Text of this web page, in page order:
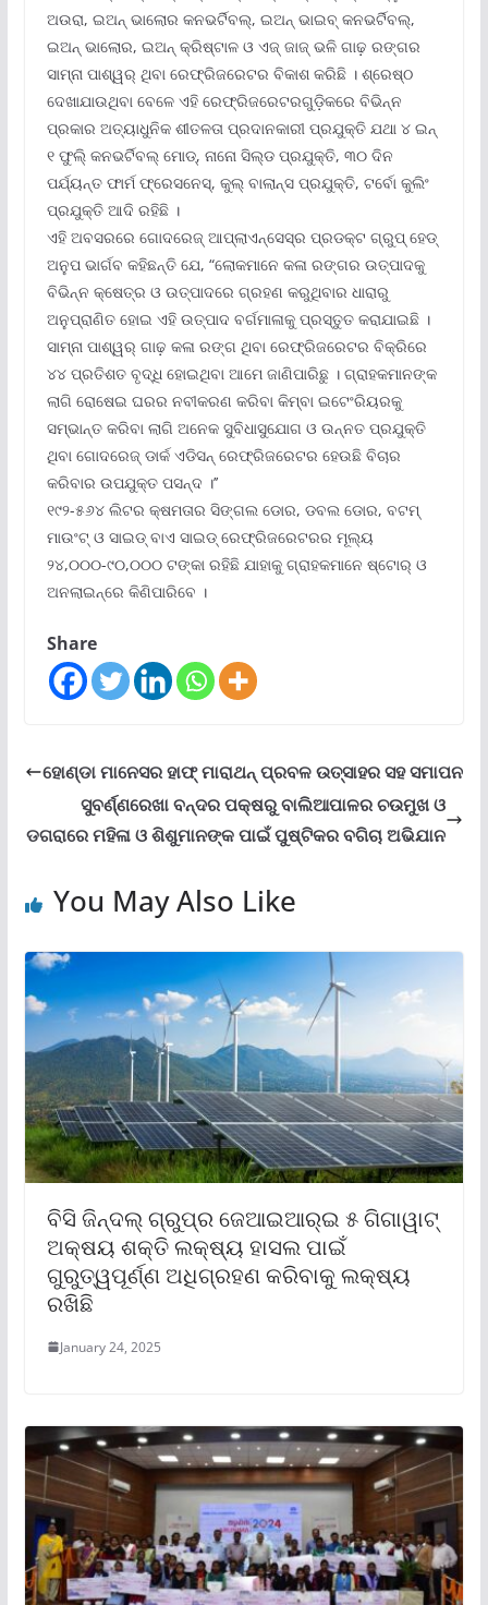
ଅଉରା, ଇଅନ୍ ଭାଲୋର କନଭର୍ଟିବଲ୍‌, ଇଅନ୍ ଭାଇବ୍ କନଭର୍ଟିବଲ୍‌,
ଇଅନ୍ ଭାଲୋର, ଇଅନ୍ କ୍ରିଷ୍ଟାଳ ଓ ଏଜ୍ ଜାଜ୍ ଭଳି ଗାଢ଼ ରଙ୍ଗର
ସାମ୍ନା ପାଶ୍ୱର୍ ଥିବା ରେଫ୍ରିଜରେଟର ବିକାଶ କରିଛି । ଶ୍ରେଷ୍ଠ
ଦେଖାଯାଉଥିବା ବେଳେ ଏହି ରେଫ୍ରିଜରେଟରଗୁଡ଼ିକରେ ବିଭିନ୍ନ
ପ୍ରକାର ଅତ୍ୟାଧୁନିକ ଶୀତଳତା ପ୍ରଦାନକାରୀ ପ୍ରଯୁକ୍ତି ଯଥା ୪ ଇନ୍
୧ ଫୁଲି୍ କନଭର୍ଟିବଲ୍ ମୋଡ୍‌, ନାନୋ ସିଲ୍‌ଡ ପ୍ରଯୁକ୍ତି, ୩୦ ଦିନ
ପର୍ଯ୍ୟନ୍ତ ଫାର୍ମ ଫ୍ରେସନେସ୍‌, କୁଲ୍ ବାଲାନ୍ସ ପ୍ରଯୁକ୍ତି, ଟର୍ବୋ କୁଲିଂ
ପ୍ରଯୁକ୍ତି ଆଦି ରହିଛି ।
ଏହି ଅବସରରେ ଗୋଦରେଜ୍ ଆପ୍ଲାଏନ୍‌ସେସ୍‌ର ପ୍ରଡକ୍ଟ ଗ୍ରୁପ୍ ହେଡ୍
ଅନୁପ ଭାର୍ଗବ କହିଛନ୍ତି ଯେ, “ଲୋକମାନେ କଳା ରଙ୍ଗର ଉତ୍ପାଦକୁ
ବିଭିନ୍ନ କ୍ଷେତ୍ର ଓ ଉତ୍ପାଦରେ ଗ୍ରହଣ କରୁଥିବାର ଧାରାରୁ
ଅନୁପ୍ରାଣିତ ହୋଇ ଏହି ଉତ୍ପାଦ ବର୍ଗମାଳାକୁ ପ୍ରସ୍ତୁତ କରାଯାଇଛି ।
ସାମ୍ନା ପାଶ୍ୱର୍ ଗାଢ଼ କଳା ରଙ୍ଗ ଥିବା ରେଫ୍ରିଜରେଟର ବିକ୍ରିରେ
୪୪ ପ୍ରତିଶତ ବୃଦ୍ଧି ହୋଇଥିବା ଆମେ ଜାଣିପାରିଛୁ । ଗ୍ରାହକମାନଙ୍କ
ଲାଗି ରୋଷେଇ ଘରର ନବୀକରଣ କରିବା କିମ୍ବା ଇଟେଂରିୟରକୁ
ସମ୍ଭାନ୍ତ କରିବା ଲାଗି ଅନେକ ସୁବିଧାସୁଯୋଗ ଓ ଉନ୍ନତ ପ୍ରଯୁକ୍ତି
ଥିବା ଗୋଦରେଜ୍ ଡାର୍କ ଏଡିସନ୍ ରେଫ୍ରିଜରେଟର ହେଉଛି ବିଚାର
କରିବାର ଉପଯୁକ୍ତ ପସନ୍ଦ ।’’
୧୯୨-୫୬୪ ଲିଟର କ୍ଷମତାର ସିଙ୍ଗଲ ଡୋର, ଡବଲ ଡୋର, ବଟମ୍
ମାଉଂଟ୍ ଓ ସାଇଡ୍ ବାଏ ସାଇଡ୍ ରେଫ୍ରିଜରେଟରର ମୂଲ୍ୟ
୨୪,୦୦୦-୯୦,୦୦୦ ଟଙ୍କା ରହିଛି ଯାହାକୁ ଗ୍ରାହକମାନେ ଷ୍ଟୋର୍ ଓ
ଅନଲାଇନ୍‌ରେ କିଣିପାରିବେ ।
Share
ହୋଣ୍ଡା ମାନେସର ହାଫ୍ ମାରାଥନ୍ ପ୍ରବଳ ଉତ୍ସାହର ସହ ସମାପନ
ସୁବର୍ଣ୍ଣରେଖା ବନ୍ଦର ପକ୍ଷରୁ ବାଲିଆପାଳର ଚଉମୁଖ ଓ
ଡଗରାରେ ମହିଳା ଓ ଶିଶୁମାନଙ୍କ ପାଇଁ ପୁଷ୍ଟିକର ବଗିଚା ଅଭିଯାନ
You May Also Like
ବିସି ଜିନ୍ଦଲ୍ ଗ୍ରୁପ୍‌ର ଜେଆଇଆର୍‌ଇ ୫ ଗିଗାୱାଟ୍
ଅକ୍ଷୟ ଶକ୍ତି ଲକ୍ଷ୍ୟ ହାସଲ ପାଇଁ
ଗୁରୁତ୍ୱପୂର୍ଣ୍ଣ ଅଧିଗ୍ରହଣ କରିବାକୁ ଲକ୍ଷ୍ୟ
ରଖିଛି
January 24, 2025